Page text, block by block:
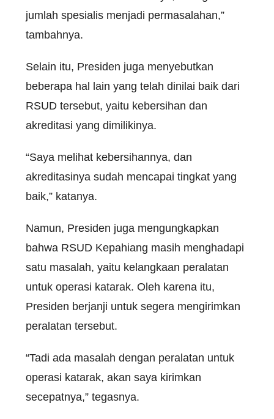
jumlah spesialis menjadi permasalahan,”
tambahnya.
Selain itu, Presiden juga menyebutkan
beberapa hal lain yang telah dinilai baik dari
RSUD tersebut, yaitu kebersihan dan
akreditasi yang dimilikinya.
“Saya melihat kebersihannya, dan
akreditasinya sudah mencapai tingkat yang
baik,” katanya.
Namun, Presiden juga mengungkapkan
bahwa RSUD Kepahiang masih menghadapi
satu masalah, yaitu kelangkaan peralatan
untuk operasi katarak. Oleh karena itu,
Presiden berjanji untuk segera mengirimkan
peralatan tersebut.
“Tadi ada masalah dengan peralatan untuk
operasi katarak, akan saya kirimkan
secepatnya,” tegasnya.